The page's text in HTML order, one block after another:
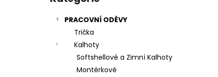
PRACOVNÍ ODĚVY
Trička
Kalhoty
Softshellové a Zimní Kalhoty
Montérkové